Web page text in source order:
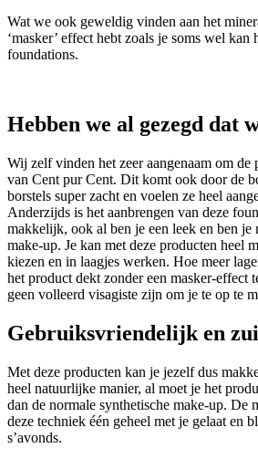
Wat we ook geweldig vinden aan het
‘masker’ effect hebt zoals je soms wel kan
foundations.
Hebben we al gezegd
Wij zelf vinden het zeer aangenaam om de
van Cent pur Cent. Dit komt ook door de
borstels super zacht en voelen ze heel
Anderzijds is het aanbrengen van deze
makkelijk, ook al ben je een leek en ben je
make-up. Je kan met deze producten heel
kiezen en in laagjes werken. Hoe meer
het product dekt zonder een masker-effect
geen volleerd visagiste zijn om je te op te
Gebruiksvriendelijk en
Met deze producten kan je jezelf dus
heel natuurlijke manier, al moet je het
dan de normale synthetische make-up. De
deze techniek één geheel met je gelaat en
s’avonds.